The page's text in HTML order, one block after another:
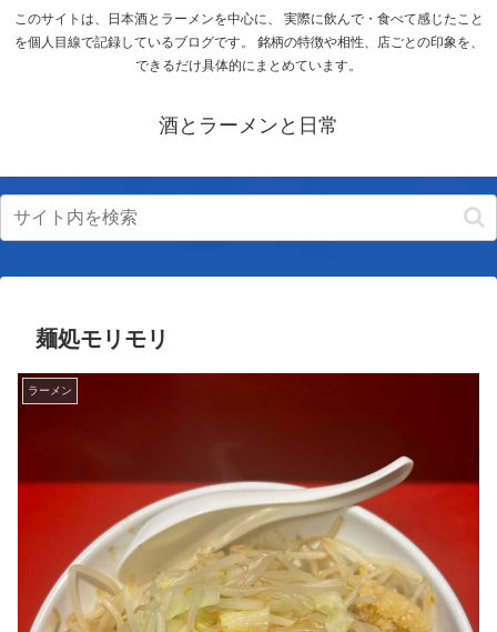
このサイトは、日本酒とラーメンを中心に、 実際に飲んで・食べて感じたこと
を個人目線で記録しているブログです。 銘柄の特徴や相性、店ごとの印象を、
できるだけ具体的にまとめています。
酒とラーメンと日常
麺処モリモリ
ラーメン